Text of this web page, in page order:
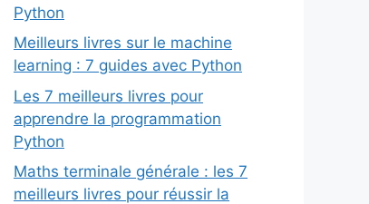
Python
Meilleurs livres sur le machine
learning : 7 guides avec Python
Les 7 meilleurs livres pour
apprendre la programmation
Python
Maths terminale générale : les 7
meilleurs livres pour réussir la